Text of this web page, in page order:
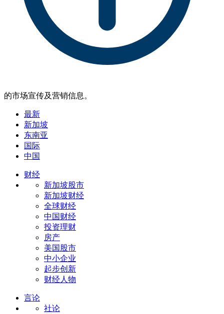
的市场宣传及营销信息。
最新
新加坡
东南亚
国际
中国
财经
新加坡股市
新加坡财经
全球财经
中国财经
投资理财
房产
美国股市
中小企业
起步创新
财经人物
言论
社论